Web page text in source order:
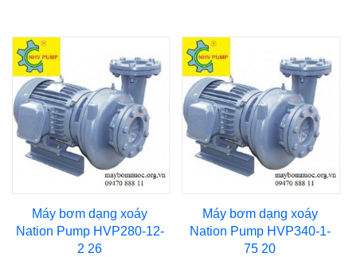
Máy bơm dạng xoáy
Nation Pump HVP280-12-
2 26
Máy bơm dạng xoáy
Nation Pump HVP340-1-
75 20